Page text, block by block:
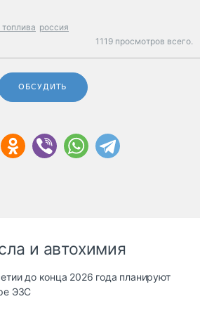
россия
1119 просмотров всего.
ОБСУДИТЬ
и автохимия
до конца 2026 года планируют
ЭЗС